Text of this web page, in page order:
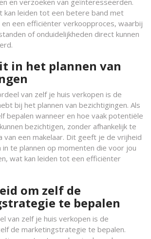
en verzoeken van geïnteresseerden.
kan leiden tot een betere band met
een efficiënter verkoopproces, waarbij
of onduidelijkheden direct kunnen
in het plannen van
van zelf je huis verkopen is de
bij het plannen van bezichtigingen. Als
bepalen wanneer en hoe vaak potentiële
bezichtigen, zonder afhankelijk te
van een makelaar. Dit geeft je de vrijheid
in te plannen op momenten die voor jou
wat kan leiden tot een efficiënter
om zelf de
te bepalen
van zelf je huis verkopen is de
de marketingstrategie te bepalen.